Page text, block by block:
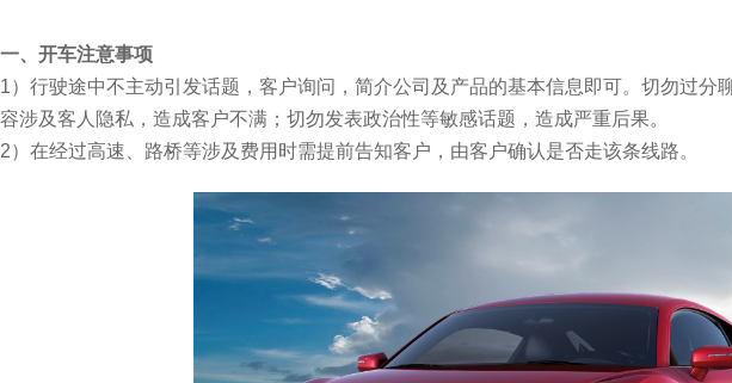
一、开车注意事项
1）行驶途中不主动引发话题，客户询问，简介公司及产品的基本信息即可。切勿过分
容涉及客人隐私，造成客户不满；切勿发表政治性等敏感话题，造成严重后果。
2）在经过高速、路桥等涉及费用时需提前告知客户，由客户确认是否走该条线路。